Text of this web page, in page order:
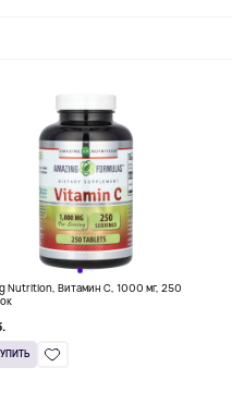
Nutrition, Витамин C, 1000 мг, 250